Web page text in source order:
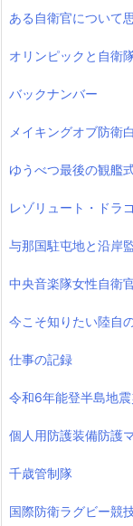
ある自衛官について
オリンピックと自衛
バックナンバー
メイキングオブ防衛
ゆうべつ最後の観艦
レゾリュート・ドラ
与那国駐屯地と沿岸
中央音楽隊女性自衛
今こそ知りたい陸自
仕事の記録
令和6年能登半島地
個人用防護装備防護
千歳管制隊
国際防衛ラグビー競